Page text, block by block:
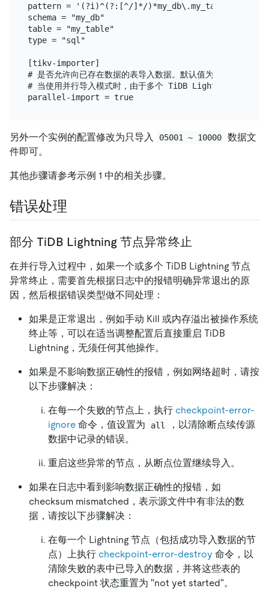
pattern = '(?i)^(?:[^/]*/
schema = "my_db"
table = "my_table"
type = "sql"
[tikv-importer]
# 是否允许向已存在数据的表导入数据。默认值为 false。
# 当使用并行导入模式时，由于多个 TiDB Lightning 实例同
parallel-import = true
另外一个实例的配置修改为只导入 05001 ~ 10000
数据文
件即可。
其他步骤请参考示例 1 中的相关步骤。
错误处理
部分 TiDB Lightning 节点异常终止
在并行导入过程中，如果一个或多个 TiDB Lightning 节点
异常终止，需要首先根据日志中的报错明确异常退出的原
因，然后根据错误类型做不同处理：
如果是正常退出，例如手动 Kill 或内存溢出被操作系统
终止等，可以在适当调整配置后直接重启 TiDB
Lightning，无须任何其他操作。
如果是不影响数据正确性的报错，例如网络超时，请按
以下步骤解决：
在每一个失败的节点上，执行 checkpoint-error-
ignore 命令，值设置为 all
，以清除断点续传源
数据中记录的错误。
重启这些异常的节点，从断点位置继续导入。
如果在日志中看到影响数据正确性的报错，如
checksum mismatched，表示源文件中有非法的数
据，请按以下步骤解决：
在每一个 Lightning 节点（包括成功导入数据的节
点）上执行 checkpoint-error-destroy 命令，以
清除失败的表中已导入的数据，并将这些表的
checkpoint 状态重置为 "not yet started"。